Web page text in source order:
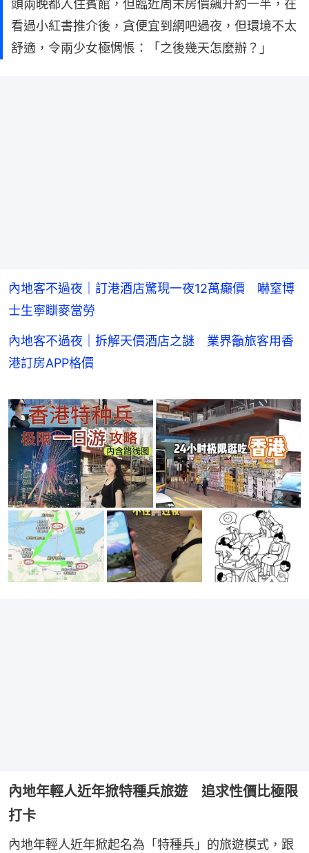
頭兩晚都入住賓館，但臨近周末房價飆升約一半，在
看過小紅書推介後，貪便宜到網吧過夜，但環境不太
舒適，令兩少女極惆悵：「之後幾天怎麼辦？」
內地客不過夜｜訂港酒店驚現一夜12萬癲價 嚇窒博
士生寧瞓麥當勞
內地客不過夜｜拆解天價酒店之謎 業界籲旅客用香
港訂房APP格價
內地年輕人近年掀特種兵旅遊 追求性價比極限
打卡
內地年輕人近年掀起名為「特種兵」的旅遊模式，跟